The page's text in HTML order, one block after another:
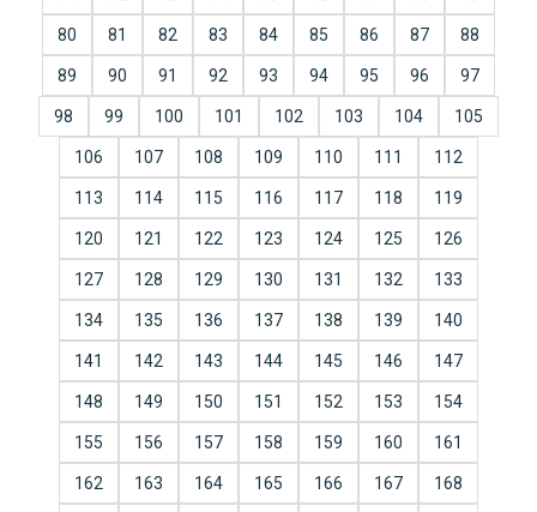
80 81 82 83 84 85 86 87 88
89 90 91 92 93 94 95 96 97
98 99 100 101 102 103 104 105
106 107 108 109 110 111 112
113 114 115 116 117 118 119
120 121 122 123 124 125 126
127 128 129 130 131 132 133
134 135 136 137 138 139 140
141 142 143 144 145 146 147
148 149 150 151 152 153 154
155 156 157 158 159 160 161
162 163 164 165 166 167 168